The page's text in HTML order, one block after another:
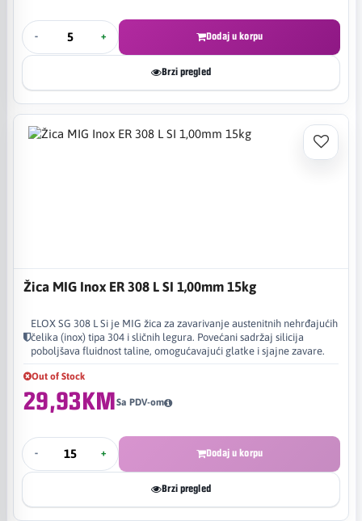
- + Dodaj u korpu
Brzi pregled
Žica MIG Inox ER 308 L SI 1,00mm 15kg
ELOX SG 308 L Si je MIG žica za zavarivanje austenitnih nehrđajućih
čelika (inox) tipa 304 i sličnih legura. Povećani sadržaj silicija
poboljšava fluidnost taline, omogućavajući glatke i sjajne zavare.
Out of Stock
29,93KMSa PDV-om
- + Dodaj u korpu
Brzi pregled